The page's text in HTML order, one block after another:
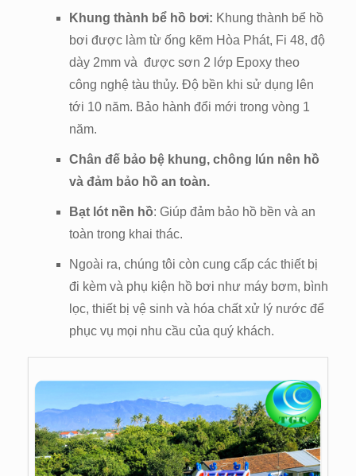
Khung thành bể hồ bơi: Khung thành bể hồ
bơi được làm từ ống kẽm Hòa Phát, Fi 48, độ
dày 2mm và được sơn 2 lớp Epoxy theo
công nghệ tàu thủy. Độ bền khi sử dụng lên
tới 10 năm. Bảo hành đổi mới trong vòng 1
năm.
Chân đế bảo bệ khung, chông lún nên hồ
và đảm bảo hồ an toàn.
Bạt lót nền hồ: Giúp đảm bảo hồ bền và an
toàn trong khai thác.
Ngoài ra, chúng tôi còn cung cấp các thiết bị
đi kèm và phụ kiện hồ bơi như máy bơm, bình
lọc, thiết bị vệ sinh và hóa chất xử lý nước để
phục vụ mọi nhu cầu của quý khách.